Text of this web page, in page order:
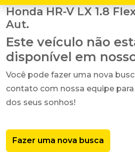
Honda HR-V LX 1.8
Aut.
Este veículo não
disponível em
Você pode fazer uma nova
contato com nossa equipe
dos seus sonhos!
Fazer uma nova busca